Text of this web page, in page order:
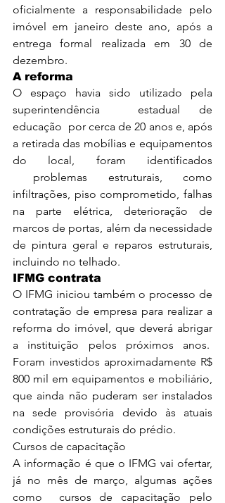
oficialmente a responsabilidade pelo
imóvel em janeiro deste ano, após a
entrega formal realizada em 30 de
dezembro.
A reforma
O espaço havia sido utilizado pela
superintendência  estadual de
educação  por cerca de 20 anos e, após
a retirada das mobílias e equipamentos
do local, foram identificados
problemas estruturais, como
infiltrações, piso comprometido, falhas
na parte elétrica, deterioração de
marcos de portas, além da necessidade
de pintura geral e reparos estruturais,
incluindo no telhado.
IFMG contrata
O IFMG iniciou também o processo de
contratação de empresa para realizar a
reforma do imóvel, que deverá abrigar
a instituição pelos próximos anos.
Foram investidos aproximadamente R$
800 mil em equipamentos e mobiliário,
que ainda não puderam ser instalados
na sede provisória devido às atuais
condições estruturais do prédio.
Cursos de capacitação
A informação é que o IFMG vai ofertar,
já no mês de março, algumas ações
como  cursos de capacitação pelo